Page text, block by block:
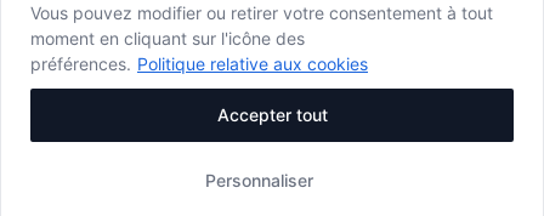
Vous pouvez modifier ou retirer votre consentement à tout
moment en cliquant sur l'icône des
préférences. Politique relative aux cookies
Personnaliser
Accepter tout
Copyright © JU NP Plitvička jezera, 2025.